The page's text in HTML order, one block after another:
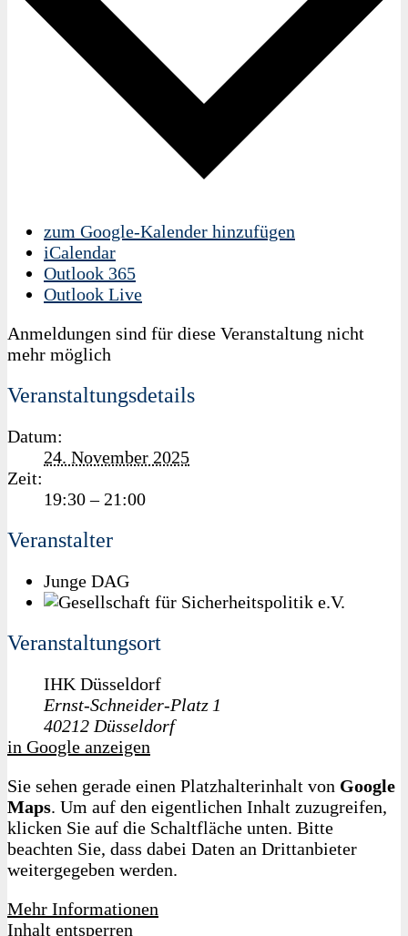
zum Google-Kalender hinzufügen
iCalendar
Outlook 365
Outlook Live
Anmeldungen sind für diese Veranstaltung nicht
mehr möglich
Veranstaltungsdetails
Datum:
24. November 2025
Zeit:
19:30 – 21:00
Veranstalter
Junge DAG
Veranstaltungsort
IHK Düsseldorf
Ernst‑Schneider‑Platz 1
40212 Düsseldorf
in Google anzeigen
Sie sehen gerade einen Platzhalterinhalt von Google
Maps. Um auf den eigentlichen Inhalt zuzugreifen,
klicken Sie auf die Schaltfläche unten. Bitte
beachten Sie, dass dabei Daten an Drittanbieter
weitergegeben werden.
Mehr Informationen
Inhalt entsperren